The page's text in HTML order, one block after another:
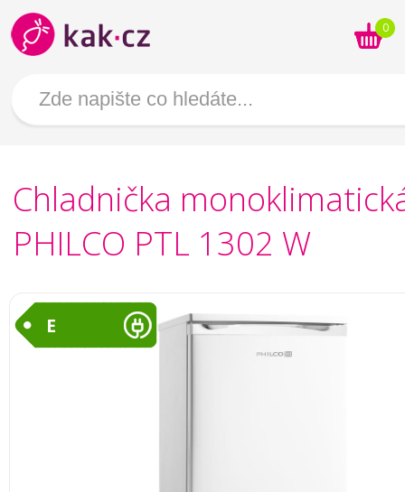
0
Chladnička
PHILCO PTL 1302 W
E